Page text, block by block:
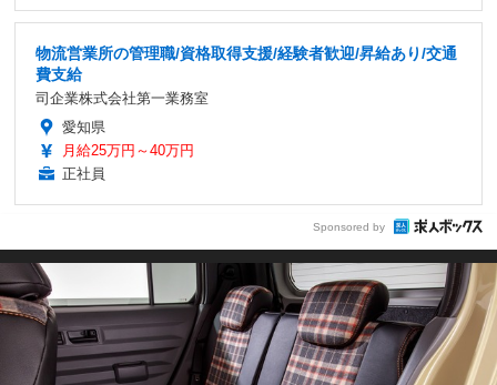
物流営業所の管理職/資格取得支援/経験者歓迎/昇給あり/交通
費支給
司企業株式会社第一業務室
愛知県
月給25万円～40万円
正社員
Sponsored by